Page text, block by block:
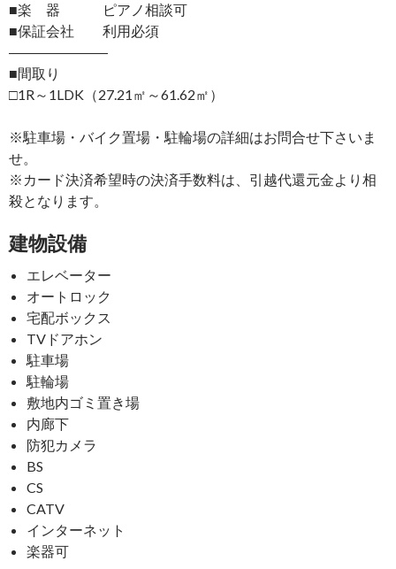
■楽 器 ピアノ相談可
■保証会社 利用必須
―――――――
■間取り
□1R～1LDK（27.21㎡～61.62㎡）
※駐車場・バイク置場・駐輪場の詳細はお問合せ下さいま
せ。
※カード決済希望時の決済手数料は、引越代還元金より相
殺となります。
建物設備
エレベーター
オートロック
宅配ボックス
TVドアホン
駐車場
駐輪場
敷地内ゴミ置き場
内廊下
防犯カメラ
BS
CS
CATV
インターネット
楽器可